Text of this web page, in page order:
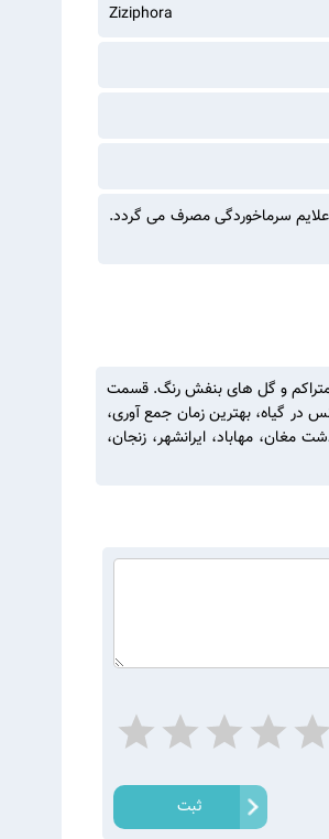
Ziziphora
علایم سرماخوردگی مصرف می گردد.
کشیده و متراکم و گل های بنفش رنگ. قسمت
در گیاه، بهترین زمان جمع آوری،
مهاباد، ایرانشهر، زنجان،
ثبت